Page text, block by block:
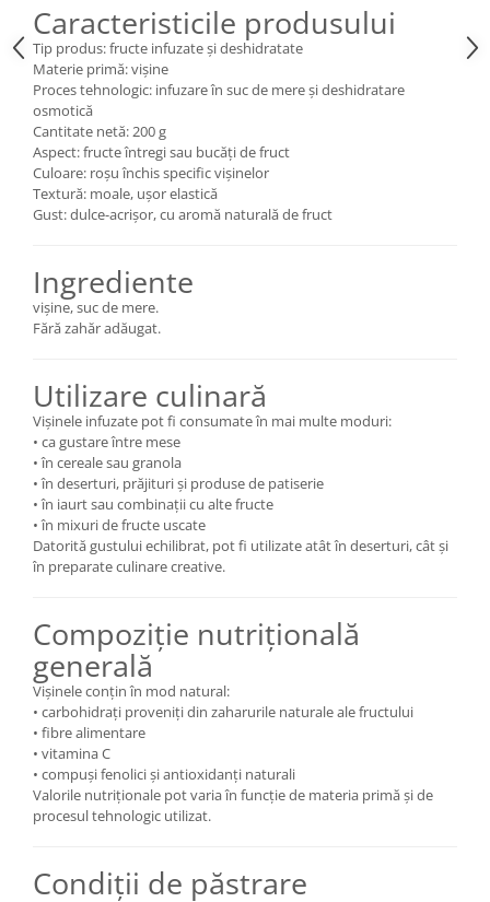
Caracteristicile produsului
Tip produs: fructe infuzate și deshidratate
Materie primă: vișine
Proces tehnologic: infuzare în suc de mere și deshidratare
osmotică
Cantitate netă: 200 g
Aspect: fructe întregi sau bucăți de fruct
Culoare: roșu închis specific vișinelor
Textură: moale, ușor elastică
Gust: dulce-acrișor, cu aromă naturală de fruct
Ingrediente
vișine, suc de mere.
Fără zahăr adăugat.
Utilizare culinară
Vișinele infuzate pot fi consumate în mai multe moduri:
• ca gustare între mese
• în cereale sau granola
• în deserturi, prăjituri și produse de patiserie
• în iaurt sau combinații cu alte fructe
• în mixuri de fructe uscate
Datorită gustului echilibrat, pot fi utilizate atât în deserturi, cât și
în preparate culinare creative.
Compoziție nutrițională
generală
Vișinele conțin în mod natural:
• carbohidrați proveniți din zaharurile naturale ale fructului
• fibre alimentare
• vitamina C
• compuși fenolici și antioxidanți naturali
Valorile nutriționale pot varia în funcție de materia primă și de
procesul tehnologic utilizat.
Condiții de păstrare